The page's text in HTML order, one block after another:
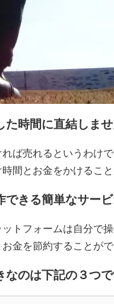
時間に直結しませ
ば売れるというわけ
間とお金をかけること
きる簡単なサービ
トフォームは自分で
金を節約することがで
のは下記の３つで